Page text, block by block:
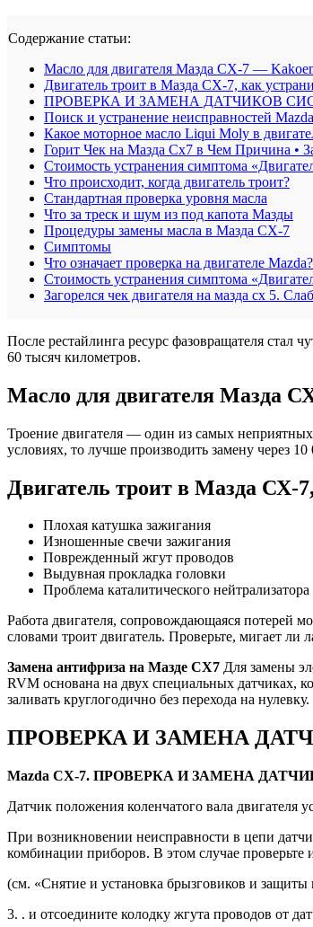
Содержание статьи:
Масло для двигателя Мазда СХ-7 —
Двигатель троит в Мазда СХ-7, как
ПРОВЕРКА И ЗАМЕНА ДАТЧИКОВ
Поиск и устранение неисправностей
Какое моторное масло Liqui Moly в
Горит Чек на Мазда Сх7 в Чем Причина •
Стоимость устранения симптома
Что происходит, когда двигатель троит?
Стандартная проверка уровня масла
Что за треск и шум из под капота Мазды
Процедуры замены масла в Мазда CX-7
Симптомы
Что означает проверка на двигателе Mazda?
Стоимость устранения симптома
Загорелся чек двигателя на мазда сх 5.
После рестайлинга ресурс фазовращателя стал
60 тысяч километров.
Масло для двигателя Мазда
Троение двигателя — один из самых
условиях, то лучше производить замену через 10
Двигатель троит в Мазда СХ-
Плохая катушка зажигания
Изношенные свечи зажигания
Поврежденный жгут проводов
Выдувная прокладка головки
Проблема каталитического нейтрализатора
Работа двигателя, сопровождающаяся потерей
словами троит двигатель. Проверьте, мигает ли
Замена антифриза на Мазде CX7 Для замены
RVM основана на двух специальных датчиках,
заливать круглогодично без перехода на нулевку.
ПРОВЕРКА И ЗАМЕНА
Mazda CX-7. ПРОВЕРКА И ЗАМЕНА
Датчик положения коленчатого вала двигателя
При возникновении неисправности в це­пи
комбинации прибо­ров. В этом случае проверьте
(см. «Снятие и установка брызговиков и за­щиты
3. . и отсоедините колодку жгута прово­дов от